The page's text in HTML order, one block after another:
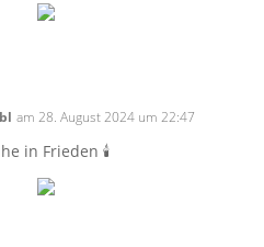
am 28. August 2024 um 22:47
in Frieden 🕯